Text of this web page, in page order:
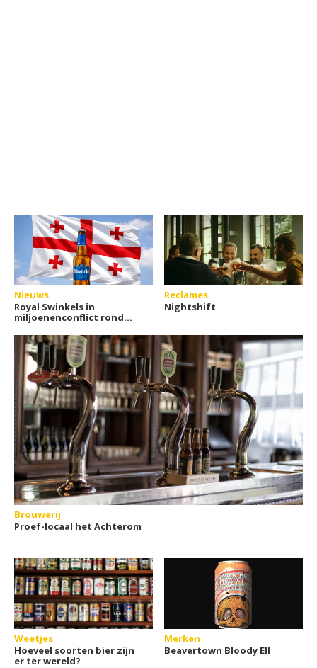
Nieuws
Royal Swinkels in
miljoenenconflict rond
Reclames
Nightshift
Brouwerij
Proef-locaal het Achterom
Weetjes
Hoeveel soorten bier zijn
er ter wereld?
Merken
Beavertown Bloody Ell